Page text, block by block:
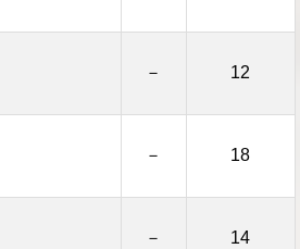
－ 12
－ 18
－ 14